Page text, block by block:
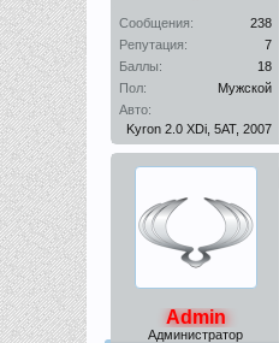
Сообщения:
238
Репутация:
7
Баллы:
18
Пол:
Мужской
Авто:
Kyron 2.0 XDi, 5AT, 2007
Admin
Администратор